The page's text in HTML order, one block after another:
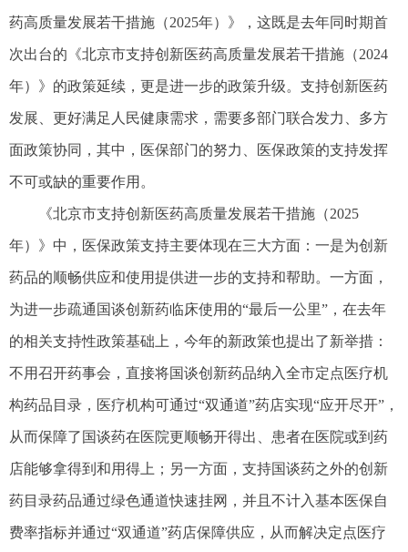
药高质量发展若干措施（2025年）》，这既是去年同时期首
次出台的 《北京市支持创新医药高质量发展若干措施（2024
年）》的政策延续，更是进一步的政策升级。支持创新医药
发展、更好满足人民健康需求，需要多部门联合发力、多方
面政策协同，其中，医保部门的努力、医保政策的支持发挥
不可或缺的重要作用。
《北京市支持创新医药高质量发展若干措施（2025
年）》中，医保政策支持主要体现在三大方面：一是为创新
药品的顺畅供应和使用提供进一步的支持和帮助。一方面，
为进一步疏通国谈创新药临床使用的“最后一公里”，在去年
的相关支持性政策基础上，今年的新政策也提出了新举措：
不用召开药事会，直接将国谈创新药品纳入全市定点医疗机
构药品目录，医疗机构可通过“双通道”药店实现“应开尽开”，
从而保障了国谈药在医院更顺畅开得出、患者在医院或到药
店能够拿得到和用得上；另一方面，支持国谈药之外的创新
药目录药品通过绿色通道快速挂网，并且不计入基本医保自
费率指标并通过“双通道”药店保障供应，从而解决定点医疗